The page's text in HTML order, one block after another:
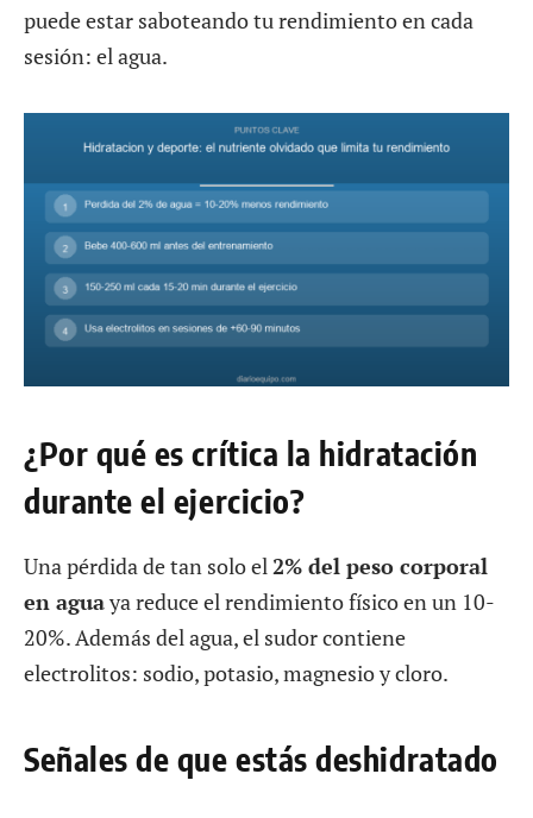
puede estar saboteando tu rendimiento en cada
sesión: el agua.
¿Por qué es crítica la hidratación
durante el ejercicio?
Una pérdida de tan solo el2% del peso corporal
en aguaya reduce el rendimiento físico en un 10-
20%. Además del agua, el sudor contiene
electrolitos: sodio, potasio, magnesio y cloro.
Señales de que estás deshidratado